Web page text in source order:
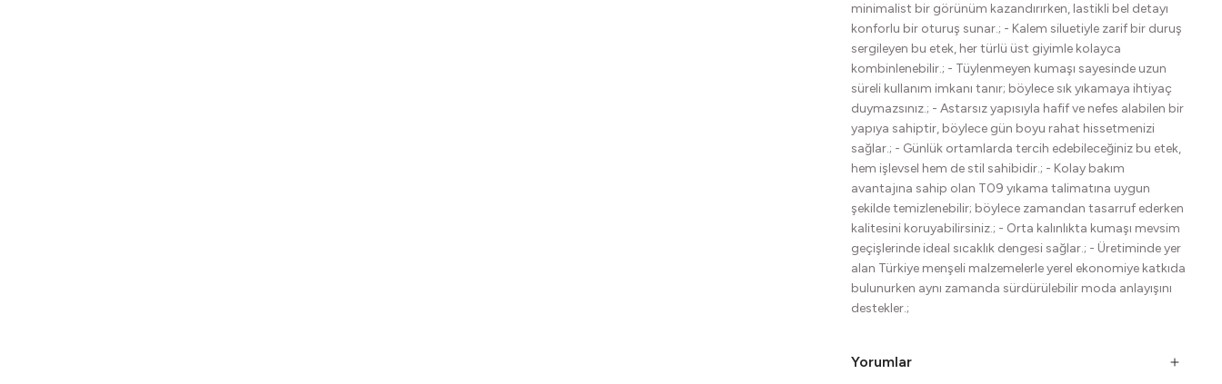
minimalist bir görünüm kazandırırken, lastikli bel detayı
konforlu bir oturuş sunar.; - Kalem siluetiyle zarif bir duruş
sergileyen bu etek, her türlü üst giyimle kolayca
kombinlenebilir.; - Tüylenmeyen kumaşı sayesinde uzun
süreli kullanım imkanı tanır; böylece sık yıkamaya ihtiyaç
duymazsınız.; - Astarsız yapısıyla hafif ve nefes alabilen bir
yapıya sahiptir, böylece gün boyu rahat hissetmenizi
sağlar.; - Günlük ortamlarda tercih edebileceğiniz bu etek,
hem işlevsel hem de stil sahibidir.; - Kolay bakım
avantajına sahip olan T09 yıkama talimatına uygun
şekilde temizlenebilir; böylece zamandan tasarruf ederken
kalitesini koruyabilirsiniz.; - Orta kalınlıkta kumaşı mevsim
geçişlerinde ideal sıcaklık dengesi sağlar.; - Üretiminde yer
alan Türkiye menşeli malzemelerle yerel ekonomiye katkıda
bulunurken aynı zamanda sürdürülebilir moda anlayışını
destekler.;
Yorumlar